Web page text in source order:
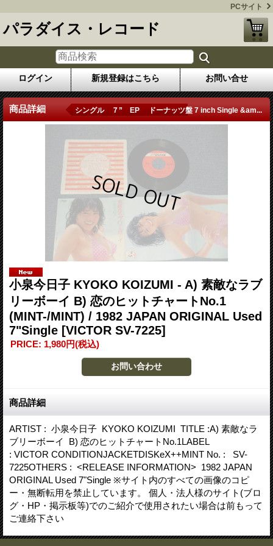
PCサイト
パラダイス・レコード
ログイン 新規登録はこちら お問い合せ
商品詳細 シングル ７” EP ドーナッツ盤 7 inch Single &am...
小泉今日子 KYOKO KOIZUMI - A) 素敵なラブ
リーボーイ B) 恋のヒットチャートNo.1
(MINT-/MINT) / 1982 JAPAN ORIGINAL Used
7"Single [VICTOR SV-7225]
PRICE: 1,980円(税込)
商品詳細
ARTIST : 小泉今日子 KYOKO KOIZUMI TITLE :A) 素敵なラ
ブリーボーイ B) 恋のヒットチャートNo.1LABEL
: VICTOR CONDITIONJACKETDISKeX++MINT No. : SV-
7225OTHERS : <RELEASE INFORMATION> 1982 JAPAN
ORIGINAL Used 7"Single ※サイト内のすべての画像のコピ
ー・無断転用を禁止しています。 個人・法人様のサイト(ブロ
グ・HP・掲示板等)でのご紹介で使用されたい場合は前もって
ご連絡下さい